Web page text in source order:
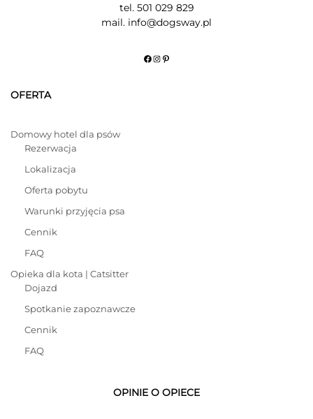
tel. 501 029 829
mail. info@dogsway.pl
Facebook
Instagram
Pinterest
OFERTA
Domowy hotel dla psów
Rezerwacja
Lokalizacja
Oferta pobytu
Warunki przyjęcia psa
Cennik
FAQ
Opieka dla kota | Catsitter
Dojazd
Spotkanie zapoznawcze
Cennik
FAQ
OPINIE O OPIECE